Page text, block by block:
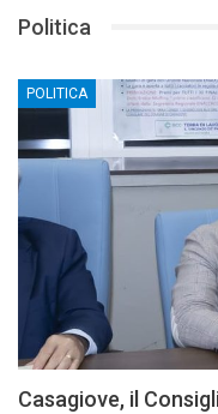
Politica
POLITICA
Casagiove, il